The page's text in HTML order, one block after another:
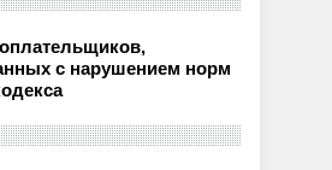
с нарушением норм